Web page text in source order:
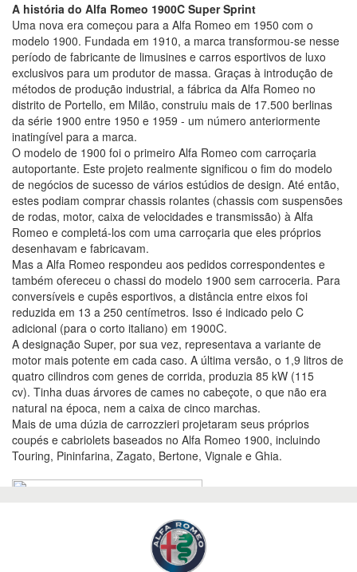
A história do Alfa Romeo 1900C Super Sprint
Uma nova era começou para a Alfa Romeo em 1950 com o
modelo 1900. Fundada em 1910, a marca transformou-se nesse
período de fabricante de limusines e carros esportivos de luxo
exclusivos para um produtor de massa. Graças à introdução de
métodos de produção industrial, a fábrica da Alfa Romeo no
distrito de Portello, em Milão, construiu mais de 17.500 berlinas
da série 1900 entre 1950 e 1959 - um número anteriormente
inatingível para a marca.
O modelo de 1900 foi o primeiro Alfa Romeo com carroçaria
autoportante. Este projeto realmente significou o fim do modelo
de negócios de sucesso de vários estúdios de design. Até então,
estes podiam comprar chassis rolantes (chassis com suspensões
de rodas, motor, caixa de velocidades e transmissão) à Alfa
Romeo e completá-los com uma carroçaria que eles próprios
desenhavam e fabricavam.
Mas a Alfa Romeo respondeu aos pedidos correspondentes e
também ofereceu o chassi do modelo 1900 sem carroceria. Para
conversíveis e cupês esportivos, a distância entre eixos foi
reduzida em 13 a 250 centímetros. Isso é indicado pelo C
adicional (para o corto italiano) em 1900C.
A designação Super, por sua vez, representava a variante de
motor mais potente em cada caso. A última versão, o 1,9 litros de
quatro cilindros com genes de corrida, produzia 85 kW (115
cv). Tinha duas árvores de cames no cabeçote, o que não era
natural na época, nem a caixa de cinco marchas.
Mais de uma dúzia de carrozzieri projetaram seus próprios
coupés e cabriolets baseados no Alfa Romeo 1900, incluindo
Touring, Pininfarina, Zagato, Bertone, Vignale e Ghia.